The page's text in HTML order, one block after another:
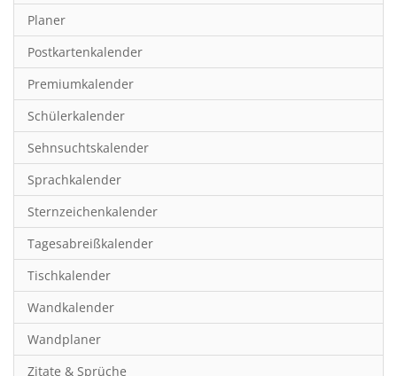
Hobby & Basteln
Humor & Cartoon
Inspiration & Entspannung
Inspiration & Spiritualität
Kinderkalender
Kunst
Länder & Städte
Landschaft & Natur
Lifestyle
Literatur
Manga & Animé
Neutrale Kalender
Planer
Postkartenkalender
Premiumkalender
Schülerkalender
Sehnsuchtskalender
Sprachkalender
Sternzeichenkalender
Tagesabreißkalender
Tischkalender
Wandkalender
Wandplaner
Zitate & Sprüche